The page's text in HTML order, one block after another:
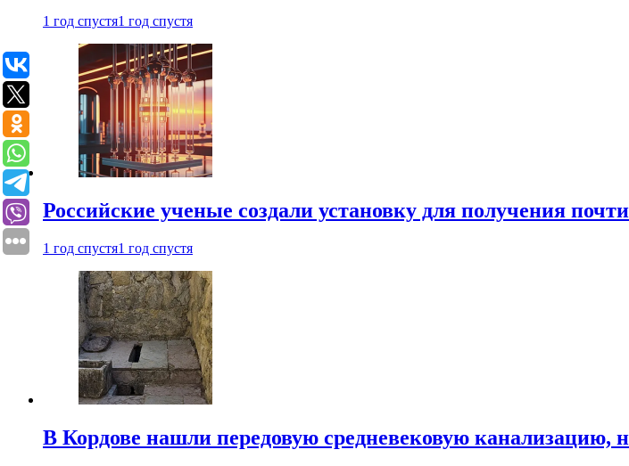
1 год спустя1 год спустя
Российские ученые создали установку для получения
1 год спустя1 год спустя
В Кордове нашли передовую средневековую канализацию,